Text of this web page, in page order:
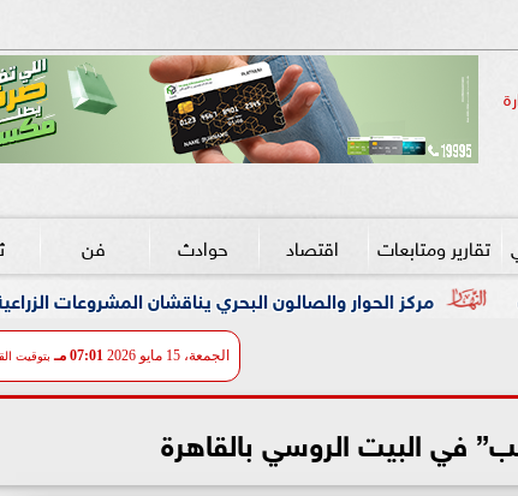
تقارير ومتابعات اقتصاد حوادث فن
البحري يناقشان المشروعات الزراعية وكيفية تحقيق
الجمعة، 15 مايو 2026 07:01 مـ بتوقيت
في البيت الروسي بالقاهرة